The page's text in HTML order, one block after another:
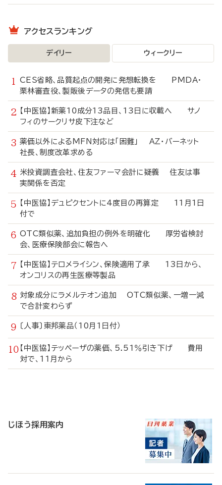
アクセスランキング
デイリー ウィークリー
CES省略、品質起点の開発に発想転換を PMDA・
栗林審査役、製販後データの発信も要請
【中医協】新薬10成分13品目、13日に収載へ サノ
フィのサークリサ皮下注など
薬価以外によるMFN対応は「困難」 AZ・バーネット
社長、制度改革求める
米投資調査会社、住友ファーマ会計に疑義 住友は事
実関係を否定
【中医協】デュピクセントに4度目の再算定 11月1日
付で
OTC類似薬、追加負担の例外を明確化 厚労省検討
会、医療保険部会に報告へ
【中医協】テロメライシン、保険適用了承 13日から、
オンコリスの再生医療等製品
対象成分にラメルテオン追加 OTC類似薬、一増一減
で合計変わらず
〔人事〕東邦薬品（10月1日付）
【中医協】テッペーザの薬価、5.51％引き下げ 費用
対で、11月から
じほう採用案内